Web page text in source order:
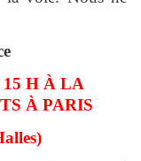
H À LA
À PARIS